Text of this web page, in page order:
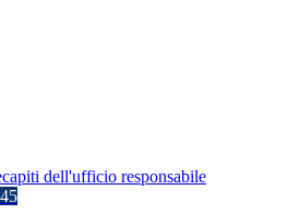
dell'ufficio responsabile
45